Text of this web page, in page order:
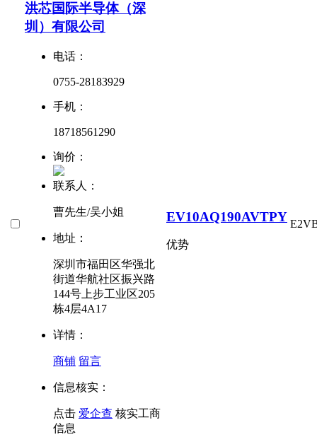
洪芯国际半导体（深
圳）有限公司
电话：
0755-28183929
手机：
18718561290
询价：
联系人：
曹先生/吴小姐
地址：
深圳市福田区华强北
街道华航社区振兴路
144号上步工业区205
栋4层4A17
详情：
商铺 留言
信息核实：
点击 爱企查 核实工商
信息
EV10AQ190AVTPY
优势
E2V